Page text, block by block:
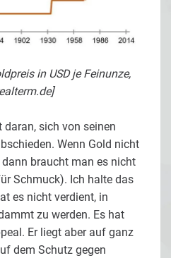
in USD je Feinunze,
daran, sich von seinen
Wenn Gold nicht
braucht man es nicht
Schmuck). Ich halte das
es nicht verdient, in
zu werden. Es hat
Er liegt aber auf ganz
dem Schutz gegen